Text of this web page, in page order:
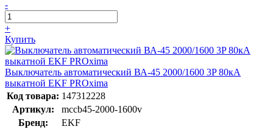
-
+
Купить
Выключатель автоматический ВА-45 2000/1600 3P 80кА
выкатной EKF PROxima
Код товара: 147312228
Артикул:
mccb45-2000-1600v
Бренд:
EKF